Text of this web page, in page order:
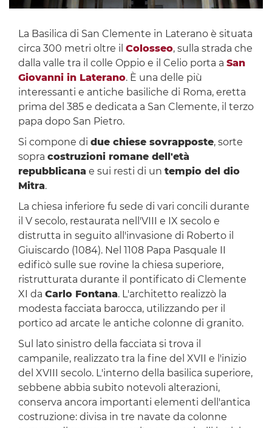
La Basilica di San Clemente in Laterano è situata
circa 300 metri oltre il Colosseo, sulla strada che
dalla valle tra il colle Oppio e il Celio porta a San
Giovanni in Laterano. È una delle più
interessanti e antiche basiliche di Roma, eretta
prima del 385 e dedicata a San Clemente, il terzo
papa dopo San Pietro.
Si compone di due chiese sovrapposte, sorte
sopra costruzioni romane dell'età
repubblicana e sui resti di un tempio del dio
Mitra.
La chiesa inferiore fu sede di vari concili durante
il V secolo, restaurata nell'VIII e IX secolo e
distrutta in seguito all'invasione di Roberto il
Giuiscardo (1084). Nel 1108 Papa Pasquale II
edificò sulle sue rovine la chiesa superiore,
ristrutturata durante il pontificato di Clemente
XI da Carlo Fontana. L'architetto realizzò la
modesta facciata barocca, utilizzando per il
portico ad arcate le antiche colonne di granito.
Sul lato sinistro della facciata si trova il
campanile, realizzato tra la fine del XVII e l'inizio
del XVIII secolo. L'interno della basilica superiore,
sebbene abbia subito notevoli alterazioni,
conserva ancora importanti elementi dell'antica
costruzione: divisa in tre navate da colonne